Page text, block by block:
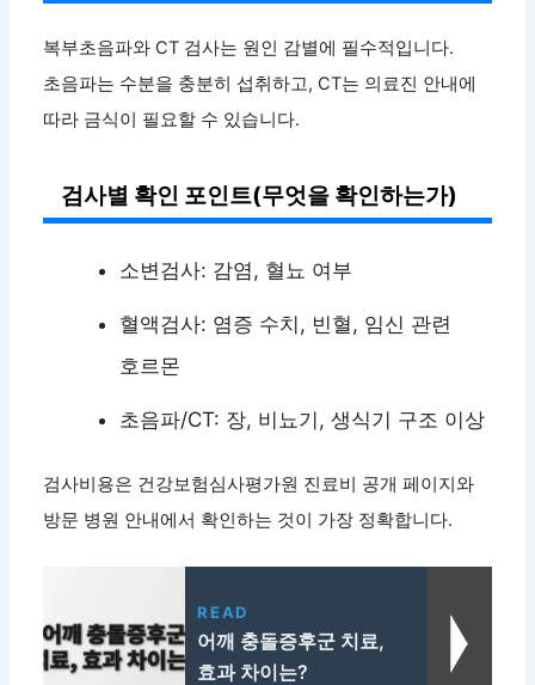
복부초음파와 CT 검사는 원인 감별에 필수적입니다.
초음파는 수분을 충분히 섭취하고, CT는 의료진 안내에
따라 금식이 필요할 수 있습니다.
검사별 확인 포인트(무엇을 확인하는가)
소변검사: 감염, 혈뇨 여부
혈액검사: 염증 수치, 빈혈, 임신 관련
호르몬
초음파/CT: 장, 비뇨기, 생식기 구조 이상
검사비용은 건강보험심사평가원 진료비 공개 페이지와
방문 병원 안내에서 확인하는 것이 가장 정확합니다.
READ
어깨 충돌증후군 치료,
효과 차이는?